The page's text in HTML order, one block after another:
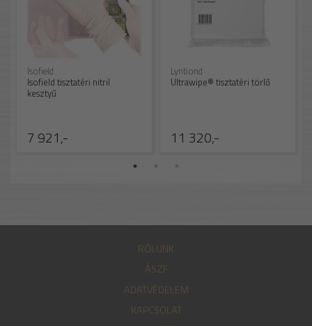
7 921,-
Isofield
Isofield tisztatéri nitril
kesztyű
11 320,-
Lynbond
Ultrawipe® tisztatéri törlő
RÓLUNK
ÁSZF
ADATVÉDELEM
KAPCSOLAT